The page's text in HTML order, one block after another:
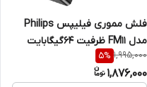
فلش مموری فیلیپس Philips
مدل FM11 ظرفیت 64گیگابایت
USB 3.2
1,995,000
5%
1,876,000